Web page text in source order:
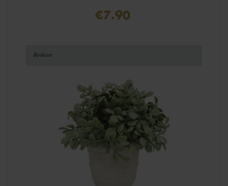
€7.90
Ankor